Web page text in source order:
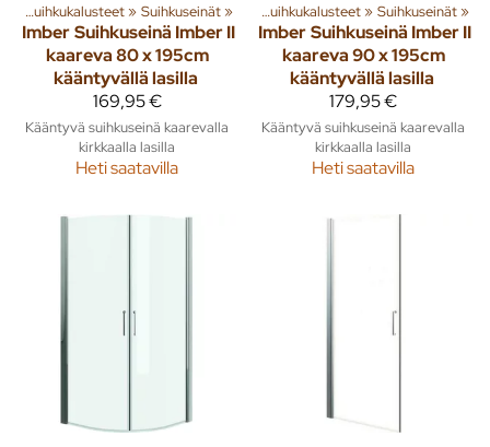
Suihkukalusteet‪» Suihkuseinät‪»
Imber Suihkuseinä Imber II
kaareva 80 x 195cm
kääntyvällä lasilla
169,95 €
Kääntyvä suihkuseinä kaarevalla
kirkkaalla lasilla
Heti saatavilla
tuotteita‪»Sisusta‪»Kylpyhuone ja wc Suihkukalusteet‪» Suihkuseinät‪»
Imber Suihkuseinä Imber II
kaareva 90 x 195cm
kääntyvällä lasilla
179,95 €
Kääntyvä suihkuseinä kaarevalla
kirkkaalla lasilla
Heti saatavilla